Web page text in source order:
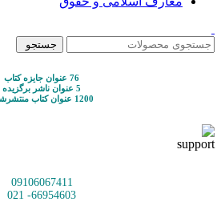
جستجو
76 عنوان جایزه کتاب
5 عنوان ناشر برگزیده
1200 عنوان کتاب منتشرشده
09106067411
66954603- 021